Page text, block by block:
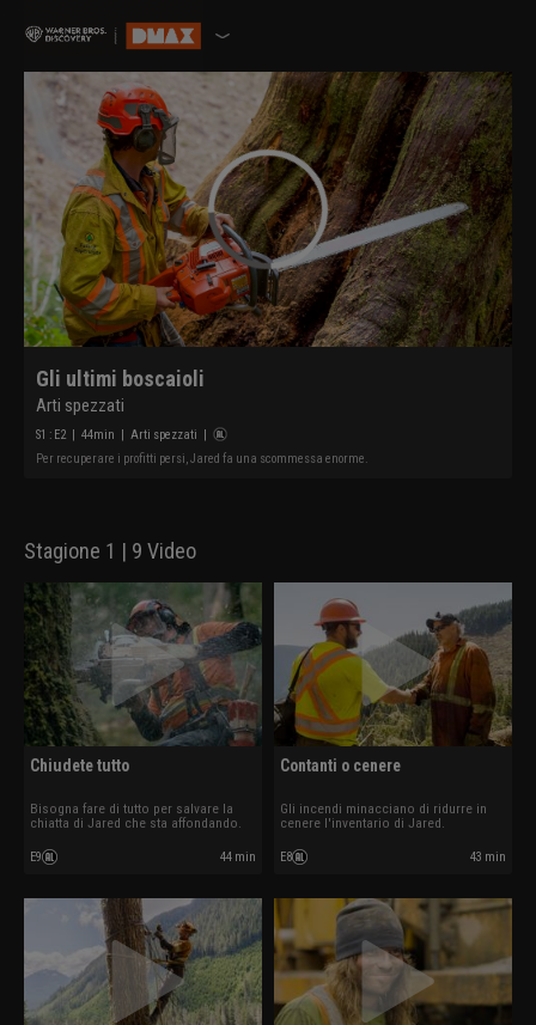
Gli ultimi boscaioli
Arti spezzati
S1 : E2 | 44min | Arti spezzati |
Per recuperare i profitti persi, Jared fa una scommessa enorme.
Stagione 1 | 9 Video
Chiudete tutto
Bisogna fare di tutto per salvare la
chiatta di Jared che sta affondando.
E9 44 min
Contanti o cenere
Gli incendi minacciano di ridurre in
cenere l'inventario di Jared.
E8 43 min